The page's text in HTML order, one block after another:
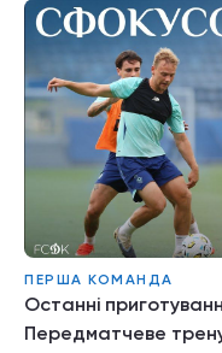
ПЕРША КОМАНДА
Останні
Передматчеве